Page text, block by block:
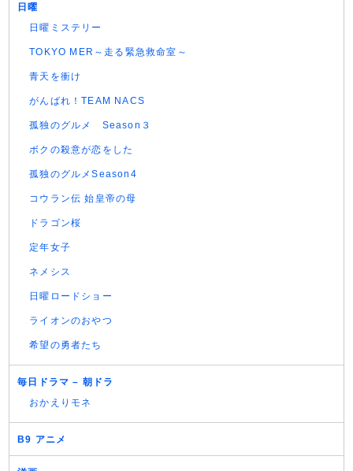
日曜
日曜ミステリー
TOKYO MER～走る緊急救命室～
青天を衝け
がんばれ！TEAM NACS
孤独のグルメ Season３
ボクの殺意が恋をした
孤独のグルメSeason4
コウラン伝 始皇帝の母
ドラゴン桜
定年女子
ネメシス
日曜ロードショー
ライオンのおやつ
希望の勇者たち
毎日ドラマ – 朝ドラ
おかえりモネ
B9 アニメ